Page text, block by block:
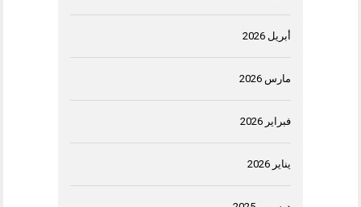
أبريل 2026
مارس 2026
فبراير 2026
يناير 2026